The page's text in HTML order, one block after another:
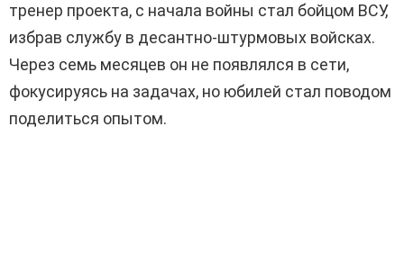
тренер проекта, с начала войны стал бойцом ВСУ,
избрав службу в десантно-штурмовых войсках.
Через семь месяцев он не появлялся в сети,
фокусируясь на задачах, но юбилей стал поводом
поделиться опытом.